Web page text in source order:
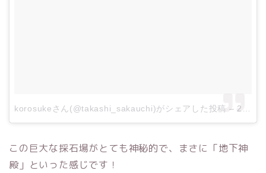
korosukeさん(@takashi_sakauchi)がシェアした投稿 – 2017年 5月月7日午前5時11分PDT
この巨大な採石場がとても神秘的で、まさに「地下神
殿」といった感じです！